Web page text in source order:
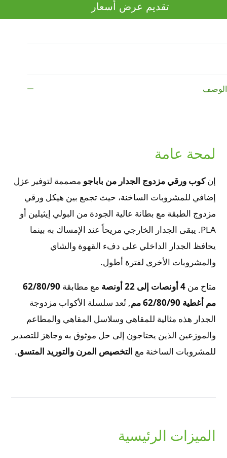
تقديم عرض أسعار
الوصف
لمحة عامة
إنكوب ورقي مزدوج الجدار من باباجو مصممة لتوفير عزل
إضافي للمشروبات الساخنة، حيث تجمع بين هيكل ورقي
مزدوج الطبقة مع بطانة عالية الجودة من البولي إيثيلين أو
PLA. يبقى الجدار الخارجي مريحاً عند الإمساك به بينما
يحافظ الجدار الداخلي على دفء القهوة والشاي
والمشروبات الأخرى لفترة أطول.
متاح من4 أونصات إلى 22 أونصة مع مطابقة 62/80/90
مم أغطية 62/80/90 مم
, تُعد سلسلة الأكواب مزدوجة
الجدار هذه مثالية للمقاهي وسلاسل المقاهي والمطاعم
والموزعين الذين يحتاجون إلى حل موثوق به وجاهز للتصدير
للمشروبات الساخنة مع التخصيص المرن والتوريد المتسق.
الميزات الرئيسية